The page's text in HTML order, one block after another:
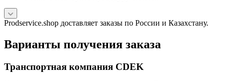
Prodservice.shop доставляет заказы по России и Казахстану.
Варианты получения заказа
Транспортная компания CDEK